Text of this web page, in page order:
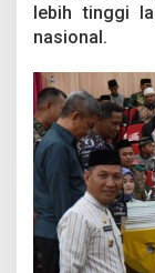
lebih tinggi
nasional.